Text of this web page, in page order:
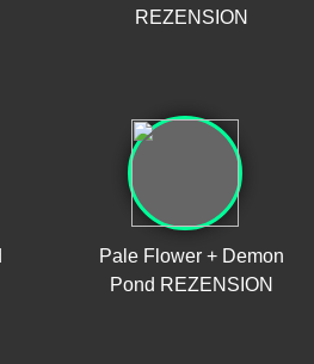
REZENSION
Pale Flower + Demon
Pond REZENSION